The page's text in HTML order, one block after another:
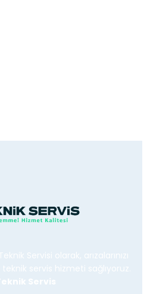
Servisi olarak, arızalarınızı
servis hizmeti sağlıyoruz.
Servis